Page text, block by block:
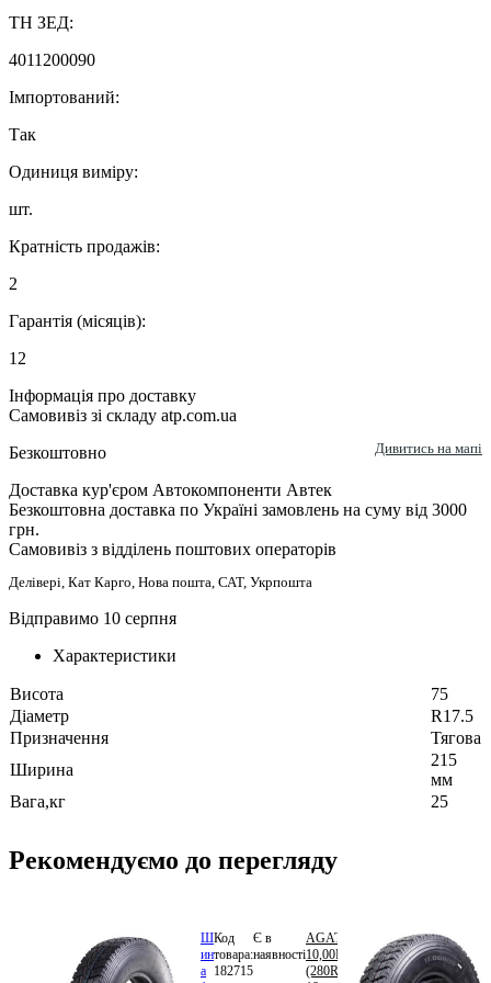
ТН ЗЕД:
4011200090
Імпортований:
Так
Одиниця виміру:
шт.
Кратність продажів:
2
Гарантія (місяців):
12
Інформація про доставку
Самовивіз зі складу atp.com.ua
Безкоштовно
Дивитись на мапі
Доставка кур'єром Автокомпоненти Автек
Безкоштовна доставка по Україні замовлень на суму від 3000
грн.
Самовивіз з відділень поштових операторів
Делівері, Кат Карго, Нова пошта, САТ, Укрпошта
Відправимо 10 серпня
Характеристики
Висота
75
Діаметр
R17.5
Призначення
Тягова
Ширина
215
мм
Вага,кг
25
Рекомендуємо до перегляду
Ш
ин
а
Код
товара:
182715
Є в
наявності
AGATE
10,00R20
(280R508)
000.00
грн.
В